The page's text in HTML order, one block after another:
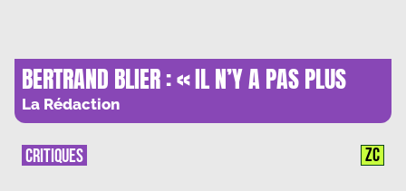
BERTRAND BLIER : « IL N’Y A PAS PLUS
BEAU METIER QUE CINEASTE ! »
La Rédaction
CRITIQUES ZC